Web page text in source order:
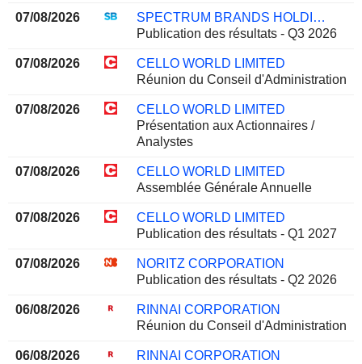
07/08/2026
SPECTRUM BRANDS HOLDINGS, INC.
Publication des résultats - Q3 2026
07/08/2026
CELLO WORLD LIMITED
Réunion du Conseil d'Administration
07/08/2026
CELLO WORLD LIMITED
Présentation aux Actionnaires /
Analystes
07/08/2026
CELLO WORLD LIMITED
Assemblée Générale Annuelle
07/08/2026
CELLO WORLD LIMITED
Publication des résultats - Q1 2027
07/08/2026
NORITZ CORPORATION
Publication des résultats - Q2 2026
06/08/2026
RINNAI CORPORATION
Réunion du Conseil d'Administration
06/08/2026
RINNAI CORPORATION